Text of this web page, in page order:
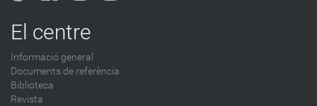
-
El centre
Informació general
Documents de referència
Biblioteca
Revista